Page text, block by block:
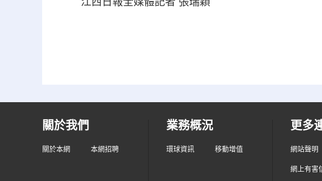
關於我們
關於本網 本網招聘
業務概況
環球資訊 移動增值
更多
網站聲明
網上有害